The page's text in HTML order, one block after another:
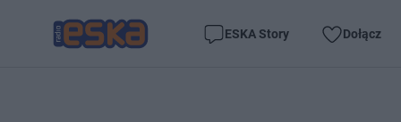
ESKA Story Dołącz